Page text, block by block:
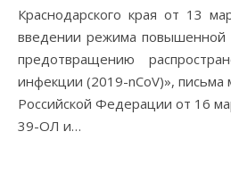
Краснодарского края от 13
введении режима повышенной
предотвращению
инфекции (2019-nCoV)», письма
Российской Федерации от 16
39-ОЛ и…